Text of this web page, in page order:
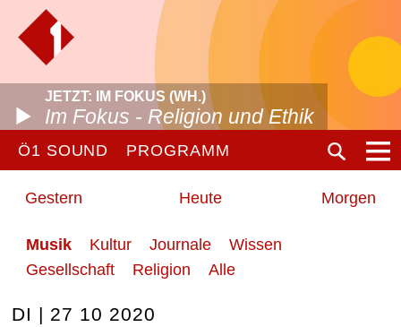
JETZT: IM FOKUS (WH.)
Im Fokus - Religion und Ethik
Ö1 SOUND PROGRAMM
Gestern Heute Morgen
Musik Kultur Journale
Wissen
Gesellschaft
Religion Alle
DI | 27 10 2020